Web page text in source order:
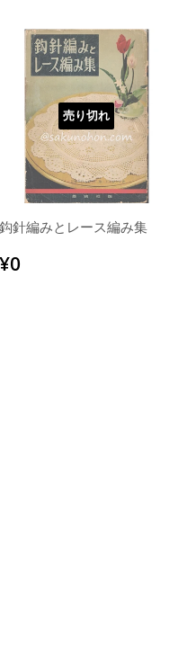
売り切れ
鈎針編みとレース編み集
通
常
¥0